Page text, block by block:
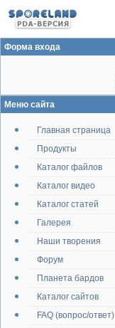
Форма входа
Меню сайта
Главная страница
Продукты
Каталог файлов
Каталог видео
Каталог статей
Галерея
Наши творения
Форум
Планета бардов
Каталог сайтов
FAQ (вопрос/ответ)